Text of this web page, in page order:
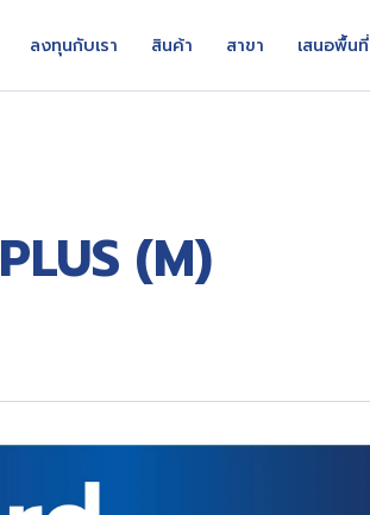
ลงทุนกับเรา สินค้า สาขา เสนอพื้นที่
PLUS (M)